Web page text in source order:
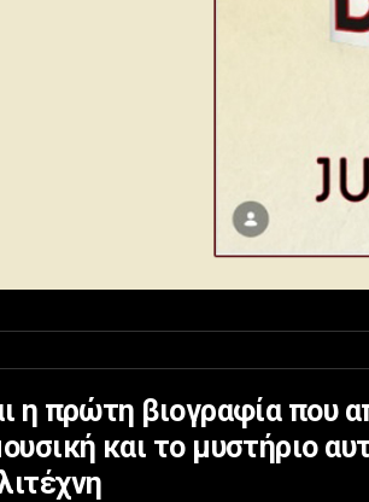
η πρώτη βιογραφία που
και το μυστήριο